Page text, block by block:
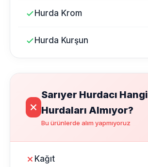
Hurda Krom
Hurda Kurşun
Sarıyer Hurdacı Hangi
Hurdaları Almıyor?
Bu ürünlerde alım yapmıyoruz
Kağıt